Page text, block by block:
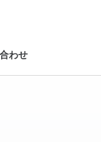
わせ